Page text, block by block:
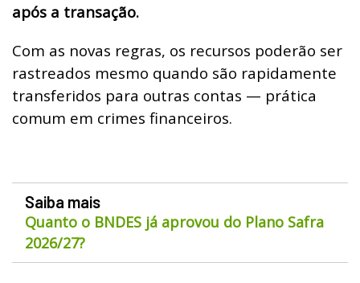
após a transação.
Com as novas regras, os recursos poderão ser
rastreados mesmo quando são rapidamente
transferidos para outras contas — prática
comum em crimes financeiros.
Saiba mais
Quanto o BNDES já aprovou do Plano Safra
2026/27?